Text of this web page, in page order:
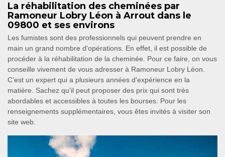
La réhabilitation des cheminées par
Ramoneur Lobry Léon à Arrout dans le
09800 et ses environs
Les fumistes sont des professionnels qui peuvent prendre en
main un grand nombre d'opérations. En effet, il est possible de
procéder à la réhabilitation de la cheminée. Pour ce faire, on vous
conseille vivement de vous adresser à Ramoneur Lobry Léon.
C'est un expert qui a plusieurs années d'expérience en la
matière. Sachez qu'il peut proposer des prix qui sont très
abordables et accessibles à toutes les bourses. Pour les
renseignements supplémentaires, vous êtes invités à visiter son
site web.